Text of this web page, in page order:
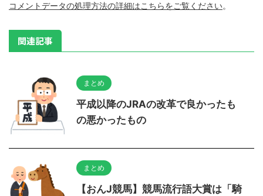
コメントデータの処理方法の詳細はこちらをご覧ください。
関連記事
まとめ
平成以降のJRAの改革で良かったも
の悪かったもの
まとめ
【おんJ競馬】競馬流行語大賞は「騎